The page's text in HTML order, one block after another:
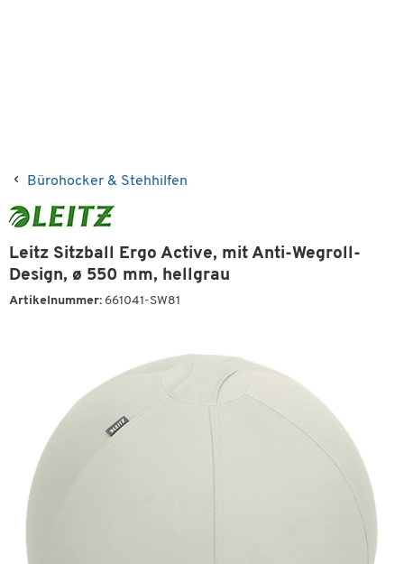
Bürohocker & Stehhilfen
Leitz Sitzball Ergo Active, mit Anti-Wegroll-
Design, ø 550 mm, hellgrau
Artikelnummer: 661041-SW81